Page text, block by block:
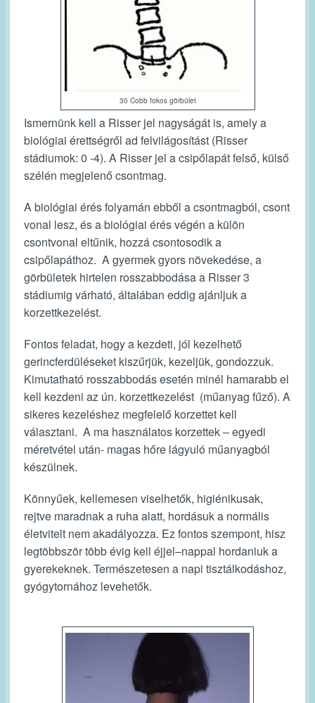
30 Cobb fokos görbület
Ismernünk kell a Risser jel nagyságát is, amely a
biológiai érettségről ad felvilágosítást (Risser
stádiumok: 0 -4). A Risser jel a csipőlapát felső, külső
szélén megjelenő csontmag.
A biológiai érés folyamán ebből a csontmagból, csont
vonal lesz, és a biológiai érés végén a külön
csontvonal eltűnik, hozzá csontosodik a
csipőlapáthoz. A gyermek gyors növekedése, a
görbületek hirtelen rosszabbodása a Risser 3
stádiumig várható, általában eddig ajánljuk a
korzettkezelést.
Fontos feladat, hogy a kezdeti, jól kezelhető
gerincferdüléseket kiszűrjük, kezeljük, gondozzuk.
Kimutatható rosszabbodás esetén minél hamarabb el
kell kezdeni az ún. korzettkezelést (műanyag fűző). A
sikeres kezeléshez megfelelő korzettet kell
választani. A ma használatos korzettek – egyedi
méretvétel után- magas hőre lágyuló műanyagból
készülnek.
Könnyűek, kellemesen viselhetők, higiénikusak,
rejtve maradnak a ruha alatt, hordásuk a normális
életvitelt nem akadályozza. Ez fontos szempont, hisz
legtöbbször több évig kell éjjel–nappal hordaniuk a
gyerekeknek. Természetesen a napi tisztálkodáshoz,
gyógytornához levehetők.